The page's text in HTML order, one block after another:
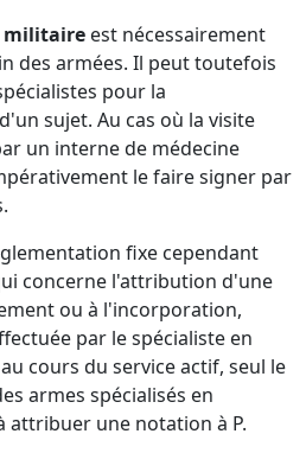
militaire est nécessairement
des armées. Il peut toutefois
pour la
sujet. Au cas où la visite
un interne de médecine
le faire signer par
fixe cependant
concerne l'attribution d'une
ou à l'incorporation,
par le spécialiste en
cours du service actif, seul le
armes spécialisés en
attribuer une notation à P.